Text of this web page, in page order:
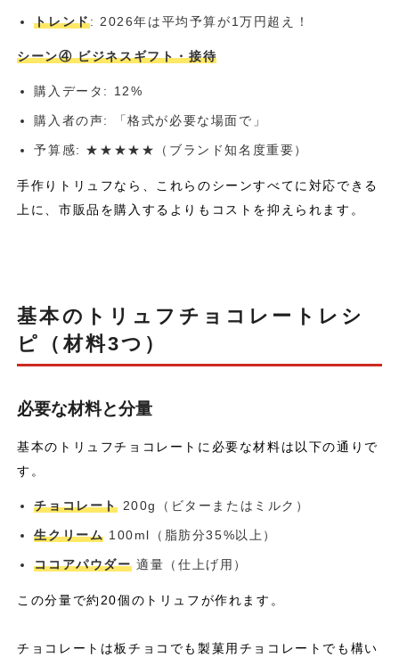
トレンド: 2026年は平均予算が1万円超え！
シーン④ ビジネスギフト・接待
購入データ: 12%
購入者の声: 「格式が必要な場面で」
予算感: ★★★★★（ブランド知名度重要）
手作りトリュフなら、これらのシーンすべてに対応できる
上に、市販品を購入するよりもコストを抑えられます。
基本のトリュフチョコレートレシ
ピ（材料3つ）
必要な材料と分量
基本のトリュフチョコレートに必要な材料は以下の通りで
す。
チョコレート200g（ビターまたはミルク）
生クリーム 100ml（脂肪分35%以上）
ココアパウダー適量（仕上げ用）
この分量で約20個のトリュフが作れます。
チョコレートは板チョコでも製菓用チョコレートでも構い